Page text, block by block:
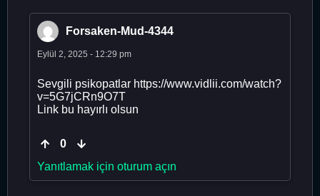
Forsaken-Mud-4344
Eylül 2, 2025 - 12:29 pm
Sevgili psikopatlar https://www.vidlii.com/watch?
v=5G7jCRn9O7T
Link bu hayırlı olsun
0
Yanıtlamak için oturum açın